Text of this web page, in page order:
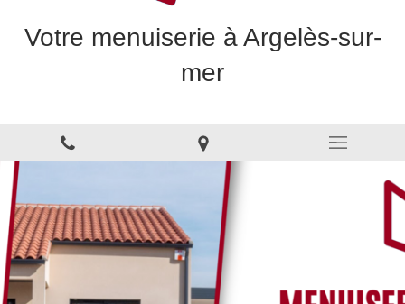
Votre menuiserie à Argelès-sur-
mer